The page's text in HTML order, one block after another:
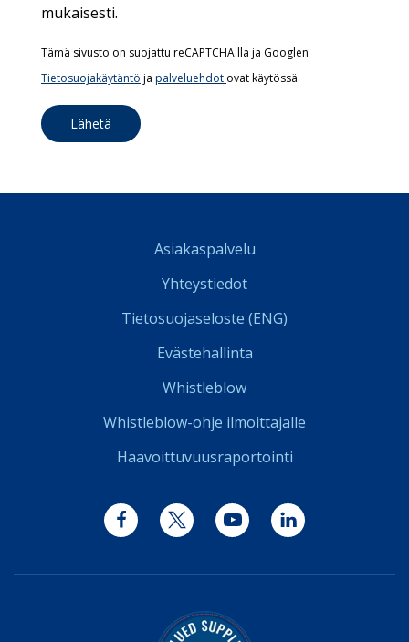
mukaisesti.
Tämä sivusto on suojattu reCAPTCHA:lla ja Googlen
Tietosuojakäytäntö ja palveluehdot ovat käytössä.
Asiakaspalvelu
Yhteystiedot
Tietosuojaseloste (ENG)
Evästehallinta
Whistleblow
Whistleblow-ohje ilmoittajalle
Haavoittuvuusraportointi
FacebookTwitter YouTube LinkedIn